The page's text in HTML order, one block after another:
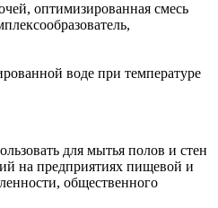
оптимизированная смесь
воде при температуре
для мытья полов и стен
на предприятиях пищевой и
общественного